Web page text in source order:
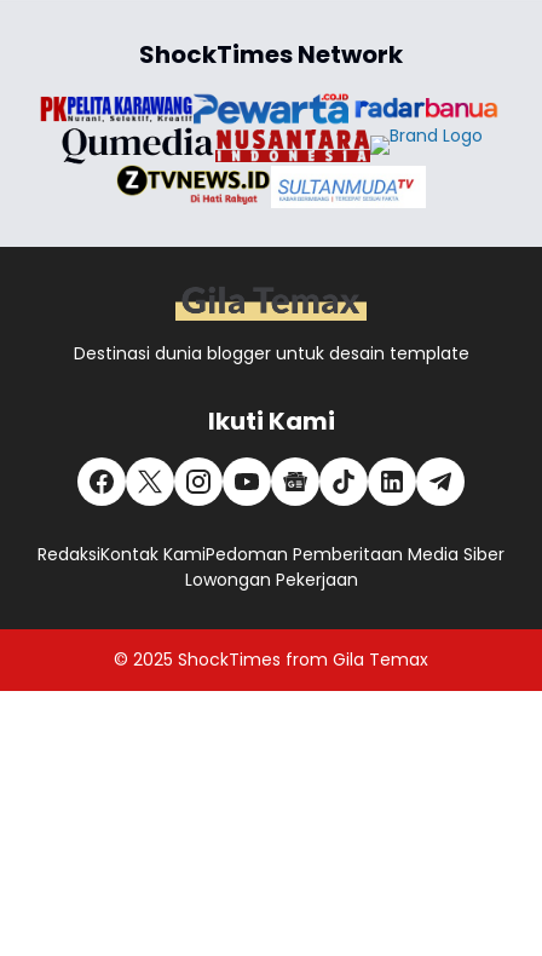
ShockTimes Network
Destinasi dunia blogger untuk desain template
Ikuti Kami
RedaksiKontak KamiPedoman Pemberitaan Media Siber
Lowongan Pekerjaan
© 2025 ShockTimes from Gila Temax